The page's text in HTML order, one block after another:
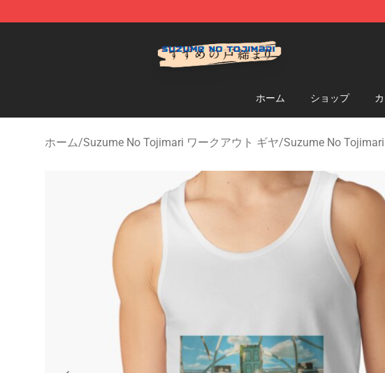
ホーム ショップ
ホーム/Suzume No Tojimari ワークアウト ギヤ/Suzume No